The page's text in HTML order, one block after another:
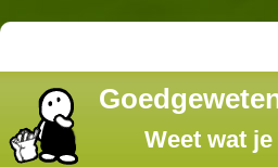
Weet wat je